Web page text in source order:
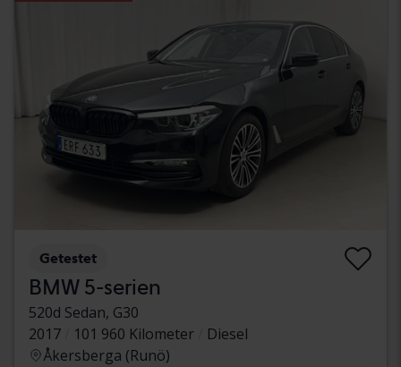
Getestet
BMW 5-serien
520d Sedan, G30
2017
101 960 Kilometer
Diesel
Åkersberga (Runö)